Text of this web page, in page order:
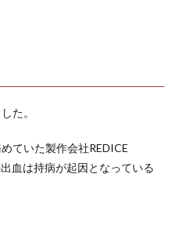
た。
ていた製作会社REDICE
血は持病が起因となっている